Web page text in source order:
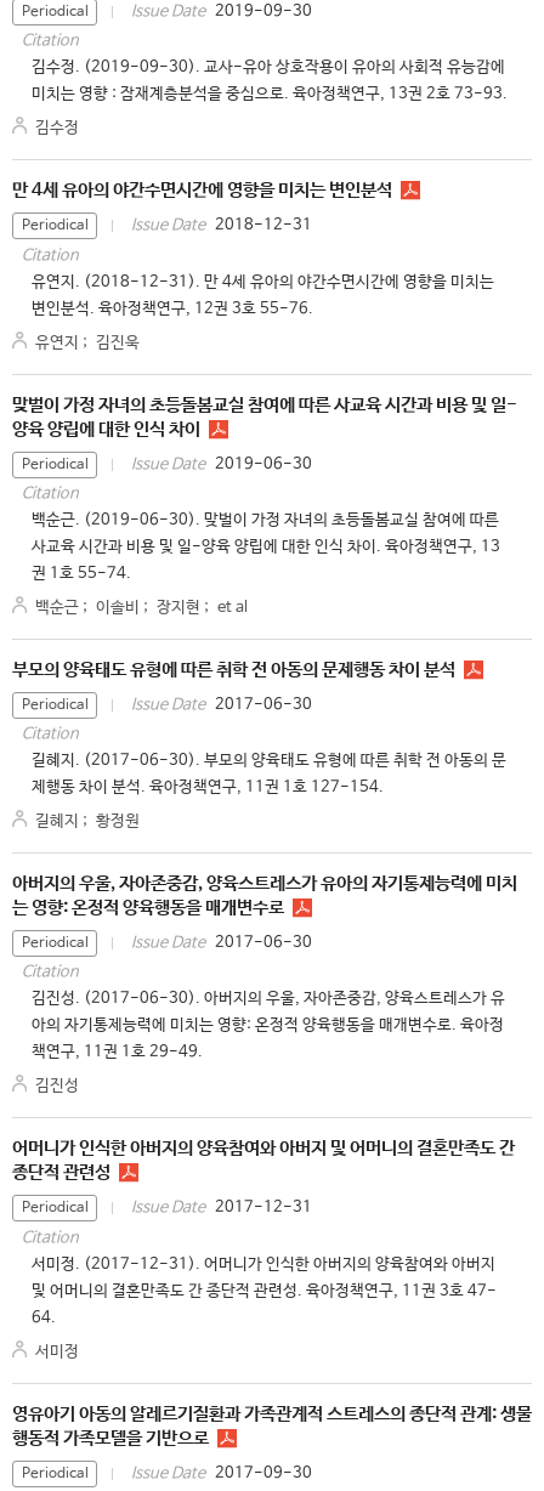
Periodical Issue Date 2019-09-30
Citation
김수정. (2019-09-30). 교사-유아 상호작용이 유아의 사회적 유능감에
미치는 영향 : 잠재계층분석을 중심으로. 육아정책연구, 13권 2호 73-93.
김수정
만 4세 유아의 야간수면시간에 영향을 미치는 변인분석
Periodical Issue Date 2018-12-31
Citation
유연지. (2018-12-31). 만 4세 유아의 야간수면시간에 영향을 미치는
변인분석. 육아정책연구, 12권 3호 55-76.
유연지 ; 김진욱
맞벌이 가정 자녀의 초등돌봄교실 참여에 따른 사교육 시간과 비용 및 일-
양육 양립에 대한 인식 차이
Periodical Issue Date 2019-06-30
Citation
백순근. (2019-06-30). 맞벌이 가정 자녀의 초등돌봄교실 참여에 따른
사교육 시간과 비용 및 일-양육 양립에 대한 인식 차이. 육아정책연구, 13
권 1호 55-74.
백순근 ; 이솔비 ; 장지현 ; et al
부모의 양육태도 유형에 따른 취학 전 아동의 문제행동 차이 분석
Periodical Issue Date 2017-06-30
Citation
길혜지. (2017-06-30). 부모의 양육태도 유형에 따른 취학 전 아동의 문
제행동 차이 분석. 육아정책연구, 11권 1호 127-154.
길혜지 ; 황정원
아버지의 우울, 자아존중감, 양육스트레스가 유아의 자기통제능력에 미치
는 영향: 온정적 양육행동을 매개변수로
Periodical Issue Date 2017-06-30
Citation
김진성. (2017-06-30). 아버지의 우울, 자아존중감, 양육스트레스가 유
아의 자기통제능력에 미치는 영향: 온정적 양육행동을 매개변수로. 육아정
책연구, 11권 1호 29-49.
김진성
어머니가 인식한 아버지의 양육참여와 아버지 및 어머니의 결혼만족도 간
종단적 관련성
Periodical Issue Date 2017-12-31
Citation
서미정. (2017-12-31). 어머니가 인식한 아버지의 양육참여와 아버지
및 어머니의 결혼만족도 간 종단적 관련성. 육아정책연구, 11권 3호 47-
64.
서미정
영유아기 아동의 알레르기질환과 가족관계적 스트레스의 종단적 관계: 생물
행동적 가족모델을 기반으로
Periodical Issue Date 2017-09-30